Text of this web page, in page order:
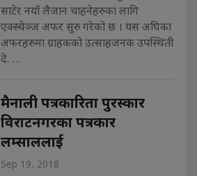
साटेर नयाँ लैजान चाहनेहरुका लागि
एक्स्चेञ्ज अफर सुरु गरेको छ । यस अघिका
अफरहरुमा ग्राहकको उत्साहजनक उपस्थिती
दे. . .
मैनाली पत्रकारिता पुरस्कार
विराटनगरका पत्रकार
लम्साललाई
Sep 19, 2018